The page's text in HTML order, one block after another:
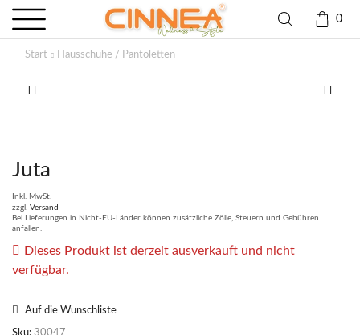
0
Start Hausschuhe / Pantoletten
Juta
Inkl. MwSt.
zzgl. Versand
Bei Lieferungen in Nicht-EU-Länder können zusätzliche Zölle, Steuern und Gebühren
anfallen.
Dieses Produkt ist derzeit ausverkauft und nicht
verfügbar.
Auf die Wunschliste